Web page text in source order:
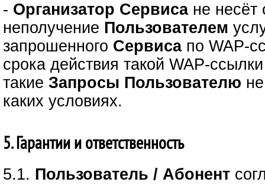
- Организатор Сервиса не несёт
неполучение Пользователем
запрошенного Сервисапо WAP-
срока действия такой WAP-
такиеЗапросы Пользователю
каких условиях.
5. Гарантии и ответственность
5.1. Пользователь / Абонент